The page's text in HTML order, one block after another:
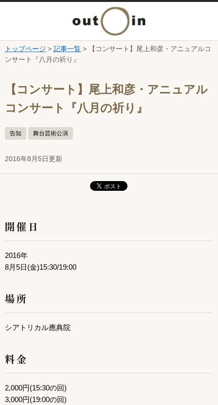
本文へ
ニ
ュ
ー
を
開
く
トップページ > 記事一覧 > 【コンサート】尾上和彦・アニュアルコ
ンサート『八月の祈り』
【コンサート】尾上和彦・アニュアル
コンサート『八月の祈り』
告知 舞台芸術公演
2016年8月5日更新
開催日
2016年
8月5日(金)15:30/19:00
場所
シアトリカル應典院
料金
2,000円(15:30の回)
3,000円(19:00の回)